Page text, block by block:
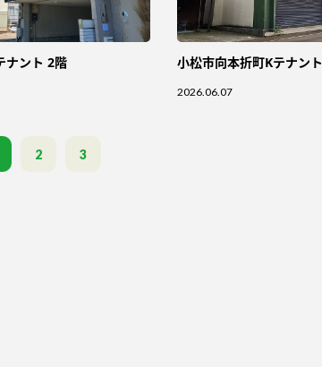
ナント 2階 小松市向本折町Kテナント
2026.06.07
2 3